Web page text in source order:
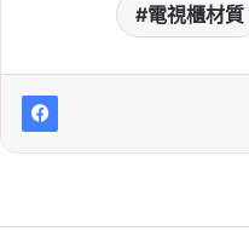
電視櫃材質